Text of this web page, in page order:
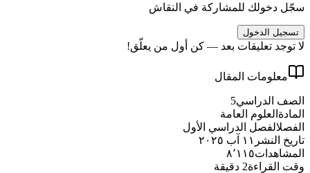
سجّل دخولك للمشاركة في النقاش
تسجيل الدخول
لا توجد تعليقات بعد — كن أول من يعلّق!
معلومات المقال
الصف الدراسي5
المادة العلوم العامة
الفصلالفصل الدراسي الأول
تاريخ النشر ١١ آب ٢٠٢٥
المشاهدات٨٬١١٥
وقت القراءة2 دقيقة